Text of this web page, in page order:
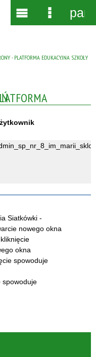
- PLATFORMA EDUKACYJNA SZKOŁY
MenuMenu